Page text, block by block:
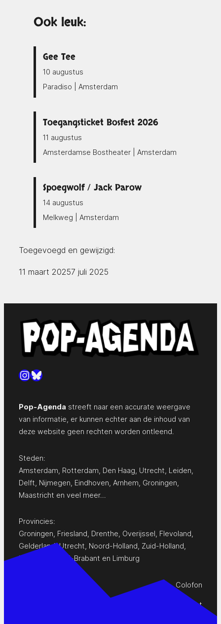
Ook leuk:
Gee Tee
10 augustus
Paradiso | Amsterdam
Toegangsticket Bosfest 2026
11 augustus
Amsterdamse Bostheater | Amsterdam
Spoegwolf / Jack Parow
14 augustus
Melkweg | Amsterdam
Toegevoegd en gewijzigd:
11 maart 20257 juli 2025
Instagram
Bluesky
Pop-Agenda streeft naar een accurate weergave
van informatie, er kunnen echter aan de inhoud van
deze website geen rechten worden ontleend.
Steden:
Amsterdam Rotterdam Den Haag Utrecht Leiden
Delft Nijmegen Eindhoven Arnhem Groningen
Maastricht en veel meer…
Provincies:
Groningen, Friesland, Drenthe, Overijssel, Flevoland,
Gelderland,Utrecht, Noord-Holland, Zuid-Holland,
Zeeland
Noord-Brabant en Limburg
Colofon
Privacy Statement